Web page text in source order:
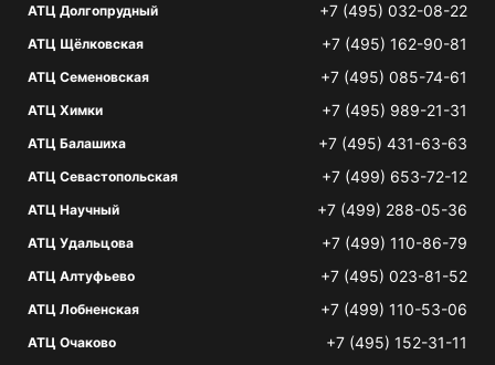
АТЦ Долгопрудный +7 (495) 032-08-22
АТЦ Щёлковская +7 (495) 162-90-81
АТЦ Семеновская +7 (495) 085-74-61
АТЦ Химки +7 (495) 989-21-31
АТЦ Балашиха +7 (495) 431-63-63
АТЦ Севастопольская +7 (499) 653-72-12
АТЦ Научный +7 (499) 288-05-36
АТЦ Удальцова +7 (499) 110-86-79
АТЦ Алтуфьево +7 (495) 023-81-52
АТЦ Лобненская +7 (499) 110-53-06
АТЦ Очаково +7 (495) 152-31-11